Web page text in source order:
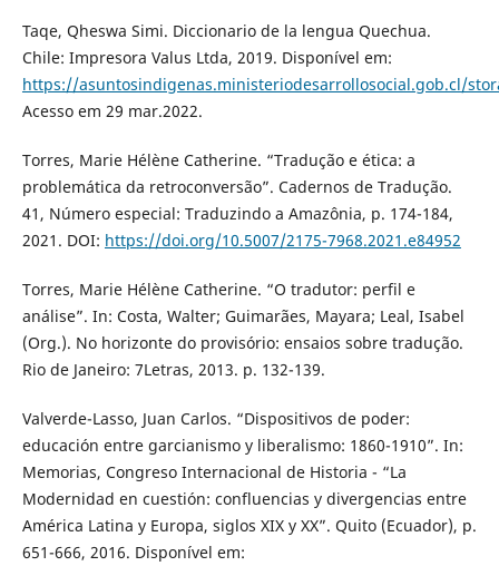
Taqe, Qheswa Simi. Diccionario de la lengua Quechua.
Chile: Impresora Valus Ltda, 2019. Disponível em:
https://asuntosindigenas.ministeriodesarrollosocial.gob.cl/
Acesso em 29 mar.2022.
Torres, Marie Hélène Catherine. “Tradução e ética: a
problemática da retroconversão”. Cadernos de Tradução.
41, Número especial: Traduzindo a Amazônia, p. 174-184,
2021. DOI: https://doi.org/10.5007/2175-7968.2021.e84952
Torres, Marie Hélène Catherine. “O tradutor: perfil e
análise”. In: Costa, Walter; Guimarães, Mayara; Leal, Isabel
(Org.). No horizonte do provisório: ensaios sobre tradução.
Rio de Janeiro: 7Letras, 2013. p. 132-139.
Valverde-Lasso, Juan Carlos. “Dispositivos de poder:
educación entre garcianismo y liberalismo: 1860-1910”. In:
Memorias, Congreso Internacional de Historia - “La
Modernidad en cuestión: confluencias y divergencias entre
América Latina y Europa, siglos XIX y XX”. Quito (Ecuador), p.
651-666, 2016. Disponível em: